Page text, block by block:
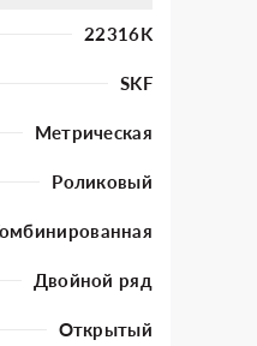
22316K
SKF
Метрическая
Роликовый
Двойной ряд
Открытый